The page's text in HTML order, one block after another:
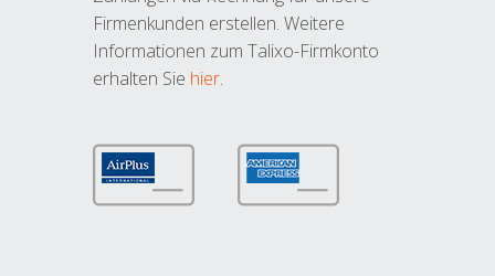
Firmenkunden erstellen. Weitere
Informationen zum Talixo-Firmkonto
erhalten Sie hier.